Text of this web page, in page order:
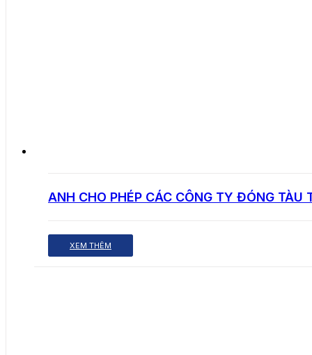
ANH CHO PHÉP CÁC CÔNG TY ĐÓNG TÀU
XEM THÊM